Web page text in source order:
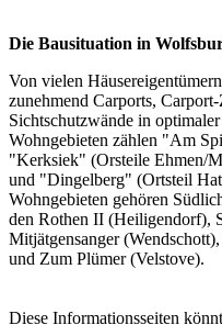
Die Bausituation in
Von vielen
zunehmend Carports, Carport-
Sichtschutzwände in
Wohngebieten zählen "Am
"Kerksiek" (Orsteile Ehmen/
und "Dingelberg" (Ortsteil
Wohngebieten gehören
den Rothen II (Heiligendorf),
Mitjätgensanger
und Zum Plümer (Velstove).
Diese Informationsseiten